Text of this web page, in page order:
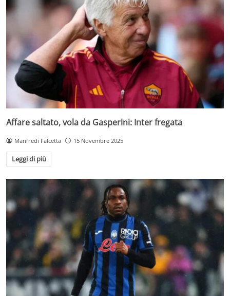
Affare saltato, vola da Gasperini: Inter fregata
Manfredi Falcetta 15 Novembre 2025
Leggi di più